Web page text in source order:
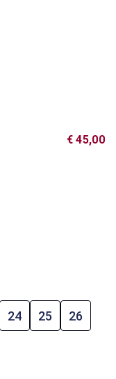
€ 45,00
24 25 26